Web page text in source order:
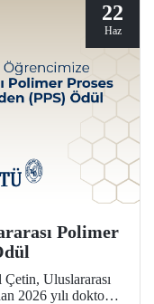
22
Haz
Polimer
Uluslararası
2026 yılı doktora